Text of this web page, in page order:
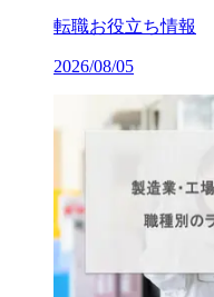
転職お役立ち情報
2026/08/05